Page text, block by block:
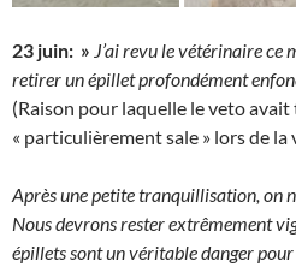
23 juin: » J’ai revu le vétérinaire ce
retirer un épillet profondément
(Raison pour laquelle le veto avait
« particulièrement sale » lors de
Après une petite tranquillisation, on
Nous devrons rester extrêmement
épillets sont un véritable danger